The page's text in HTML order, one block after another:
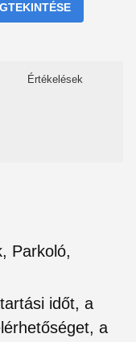
Értékelések
Parkoló,
időt, a
a